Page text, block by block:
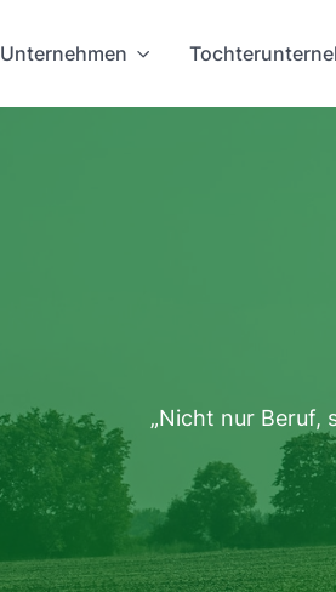
Unternehmen
„Nicht nur Beruf,